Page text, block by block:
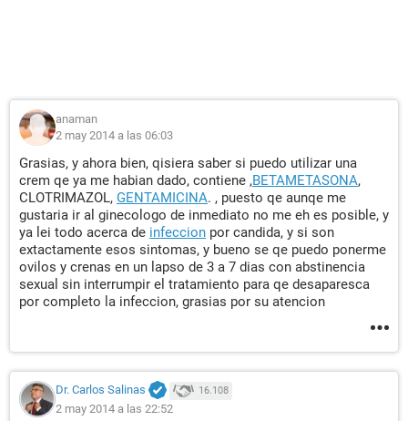
anaman
2 may 2014 a las 06:03
Grasias, y ahora bien, qisiera saber si puedo utilizar una
crem qe ya me habian dado, contiene ,BETAMETASONA,
CLOTRIMAZOL, GENTAMICINA. , puesto qe aunqe me
gustaria ir al ginecologo de inmediato no me eh es posible, y
ya lei todo acerca de infeccion por candida, y si son
extactamente esos sintomas, y bueno se qe puedo ponerme
ovilos y crenas en un lapso de 3 a 7 dias con abstinencia
sexual sin interrumpir el tratamiento para qe desaparesca
por completo la infeccion, grasias por su atencion
Dr. Carlos Salinas 16.108
2 may 2014 a las 22:52